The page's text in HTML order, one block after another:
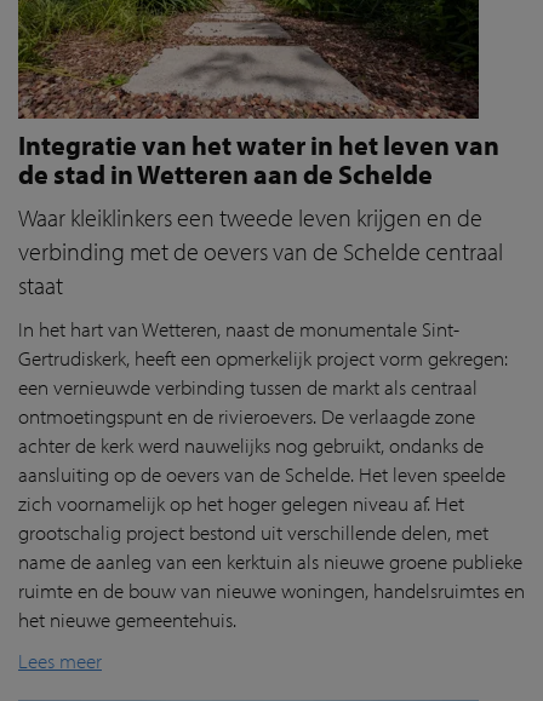
Integratie van het water in het leven van
de stad in Wetteren aan de Schelde
Waar kleiklinkers een tweede leven krijgen en de
verbinding met de oevers van de Schelde centraal
staat
In het hart van Wetteren, naast de monumentale Sint-
Gertrudiskerk, heeft een opmerkelijk project vorm gekregen:
een vernieuwde verbinding tussen de markt als centraal
ontmoetingspunt en de rivieroevers. De verlaagde zone
achter de kerk werd nauwelijks nog gebruikt, ondanks de
aansluiting op de oevers van de Schelde. Het leven speelde
zich voornamelijk op het hoger gelegen niveau af. Het
grootschalig project bestond uit verschillende delen, met
name de aanleg van een kerktuin als nieuwe groene publieke
ruimte en de bouw van nieuwe woningen, handelsruimtes en
het nieuwe gemeentehuis.
Lees meer